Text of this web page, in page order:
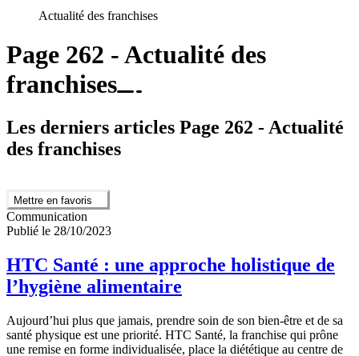
Actualité des franchises
Page 262 - Actualité des
franchises
Les derniers articles Page 262 - Actualité
des franchises
Mettre en favoris
Communication
Publié le 28/10/2023
HTC Santé : une approche holistique de
l’hygiène alimentaire
Aujourd’hui plus que jamais, prendre soin de son bien-être et de sa
santé physique est une priorité. HTC Santé, la franchise qui prône
une remise en forme individualisée, place la diététique au centre de